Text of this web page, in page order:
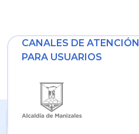
CANALES DE ATENCIÓN
PARA USUARIOS